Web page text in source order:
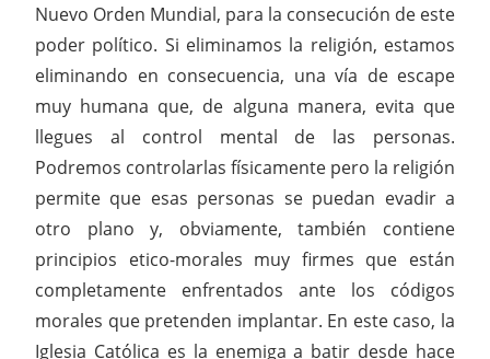
Nuevo Orden Mundial, para la consecución de este
poder político. Si eliminamos la religión, estamos
eliminando en consecuencia, una vía de escape
muy humana que, de alguna manera, evita que
llegues al control mental de las personas.
Podremos controlarlas físicamente pero la religión
permite que esas personas se puedan evadir a
otro plano y, obviamente, también contiene
principios etico-morales muy firmes que están
completamente enfrentados ante los códigos
morales que pretenden implantar. En este caso, la
Iglesia Católica es la enemiga a batir desde hace